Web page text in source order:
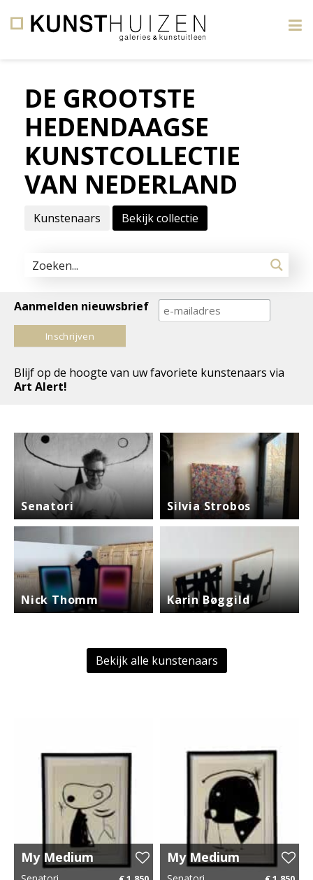
KUNSTHUIZEN,
Galerie
&
Kunstuitleen.
Amsterdam
Leiden
Breda.
DE GROOTSTE
HEDENDAAGSE
KUNSTCOLLECTIE
VAN NEDERLAND
Kunstenaars Bekijk collectie
Aanmelden nieuwsbrief
Blijf op de hoogte van uw favoriete kunstenaars via
Art Alert!
Senatori Silvia Strobos
Nick Thomm Karin Bøggild
Bekijk alle kunstenaars
My Medium
Universe 10
My Medium
Universe 9